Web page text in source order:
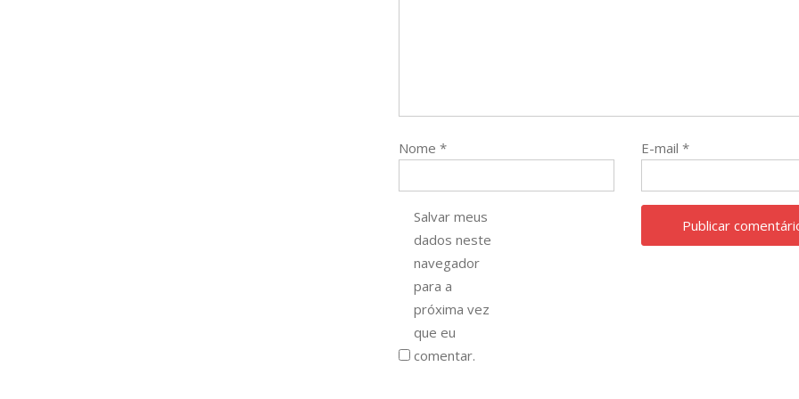
Nome * E-mail *
Salvar meus
dados neste
navegador
para a
próxima vez
que eu
comentar.